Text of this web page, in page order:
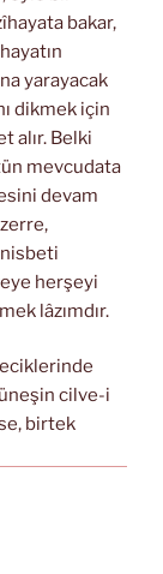
bakar,
yarayacak
dikmek için
alır. Belki
mevcudata
devam
herşeyi
lâzımdır.
cilve-i
birtek